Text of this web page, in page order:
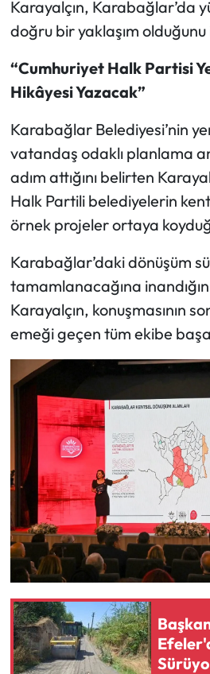
Karayalçın, Karabağlar’da
doğru bir yaklaşım
“Cumhuriyet Halk Partisi
Hikâyesi Yazacak”
Karabağlar Belediyesi’nin
vatandaş odaklı planlama
adım attığını belirten
Halk Partili belediyelerin
örnek projeler ortaya
Karabağlar’daki dönüşüm
tamamlanacağına
Karayalçın, konuşmasının
emeği geçen tüm ekibe